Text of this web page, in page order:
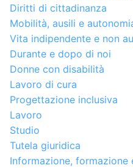
Diritti di cittadinanza
Mobilità, ausili e
Vita indipendente e non
Durante e dopo di noi
Donne con disabilità
Lavoro di cura
Progettazione inclusiva
Lavoro
Studio
Tutela giuridica
Informazione, formazione